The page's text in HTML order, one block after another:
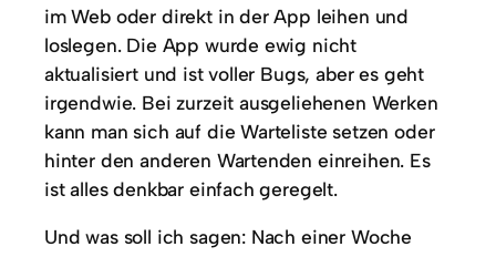
im Web oder direkt in der App leihen und
loslegen. Die App wurde ewig nicht
aktualisiert und ist voller Bugs, aber es geht
irgendwie. Bei zurzeit ausgeliehenen Werken
kann man sich auf die Warteliste setzen oder
hinter den anderen Wartenden einreihen. Es
ist alles denkbar einfach geregelt.
Und was soll ich sagen: Nach einer Woche